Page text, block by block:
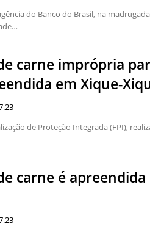
do Banco do Brasil, na madrugada
carne imprópria
em Xique-
de Proteção Integrada (FPI),
carne é apreendida